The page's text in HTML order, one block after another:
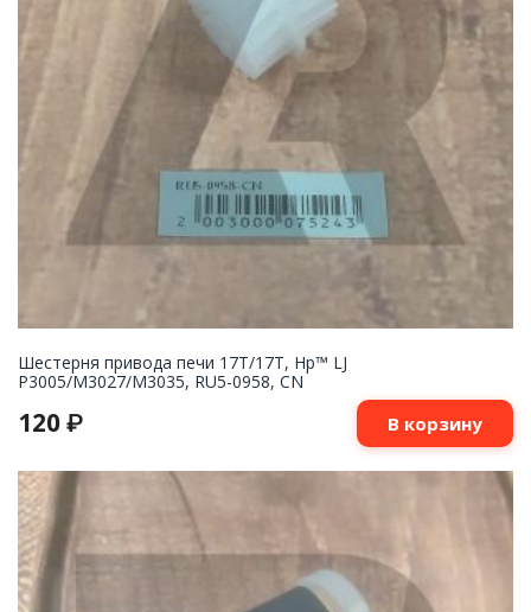
Шестерня привода печи 17T/17T, Hp™ LJ
P3005/M3027/M3035, RU5-0958, CN
120 ₽ В корзину